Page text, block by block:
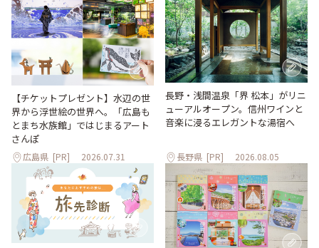
【チケットプレゼント】水辺の世
界から浮世絵の世界へ。「広島も
とまち水族館」ではじまるアート
さんぽ
広島県 [PR] 2026.07.31
長野・浅間温泉「界 松本」がリニ
ューアルオープン。信州ワインと
音楽に浸るエレガントな湯宿へ
長野県 [PR] 2026.08.05